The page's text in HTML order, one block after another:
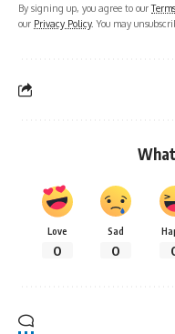
By signing up, you agree to our
our Privacy Policy. You may
Love
0
Sad
0